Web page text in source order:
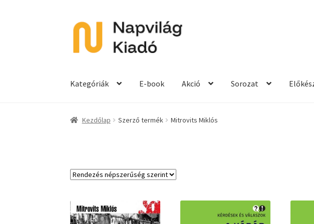
Ugrás
navigációhoz
Kilépés
tartalomba
Kategóriák E-book Akció Sorozat
Kezdőlap Szerző termék Mitrovits Miklós